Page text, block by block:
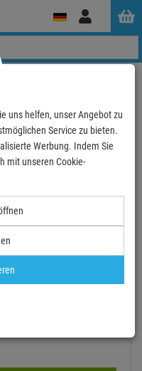
Anmelden
- 41 %
Linecable
uns helfen, unser Angebot zu
Service zu bieten.
Werbung. Indem Sie
mit unseren Cookie-